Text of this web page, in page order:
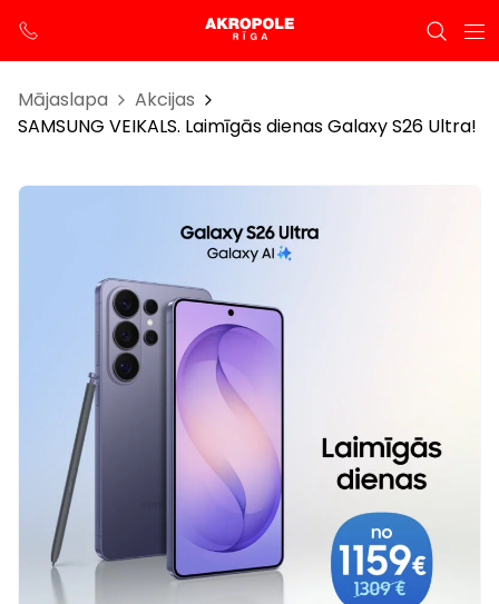
Mājaslapa
Akcijas
SAMSUNG VEIKALS. Laimīgās dienas Galaxy S26 Ultra!